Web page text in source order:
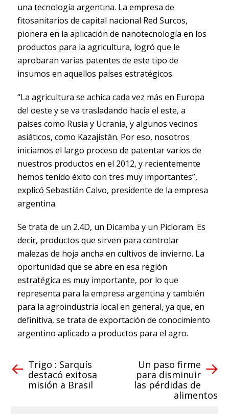
una tecnología argentina. La empresa de
fitosanitarios de capital nacional Red Surcos,
pionera en la aplicación de nanotecnología en los
productos para la agricultura, logró que le
aprobaran varias patentes de este tipo de
insumos en aquellos países estratégicos.
“La agricultura se achica cada vez más en Europa
del oeste y se va trasladando hacia el este, a
países como Rusia y Ucrania, y algunos vecinos
asiáticos, como Kazajistán. Por eso, nosotros
iniciamos el largo proceso de patentar varios de
nuestros productos en el 2012, y recientemente
hemos tenido éxito con tres muy importantes”,
explicó Sebastián Calvo, presidente de la empresa
argentina.
Se trata de un 2.4D, un Dicamba y un Picloram. Es
decir, productos que sirven para controlar
malezas de hoja ancha en cultivos de invierno. La
oportunidad que se abre en esa región
estratégica es muy importante, por lo que
representa para la empresa argentina y también
para la agroindustria local en general, ya que, en
definitiva, se trata de exportación de conocimiento
argentino aplicado a productos para el agro.
Trigo : Sarquís
destacó exitosa
misión a Brasil
Un paso firme
para disminuir
las pérdidas de
alimentos